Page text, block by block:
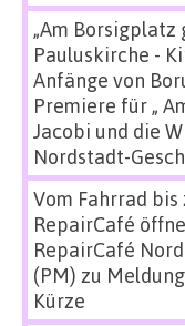
„Am
Pauluskirche -
Anfänge von
Premiere für „
Jacobi und die
Nordstadt-
Vom Fahrrad
RepairCafé
RepairCafé
(PM) zu
Kürze